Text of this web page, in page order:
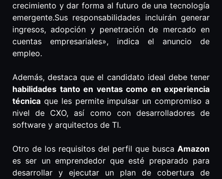
crecimiento y dar forma al futuro de una tecnología
emergente.Sus responsabilidades incluirán generar
ingresos, adopción y penetración de mercado en
cuentas empresariales», indica el anuncio de
empleo.
Además, destaca que el candidato ideal debe tener
habilidades tanto en ventas como en experiencia
técnica que les permite impulsar un compromiso a
nivel de CXO, así como con desarrolladores de
software y arquitectos de TI.
Otro de los requisitos del perfil que busca Amazon
es ser un emprendedor que esté preparado para
desarrollar y ejecutar un plan de cobertura de